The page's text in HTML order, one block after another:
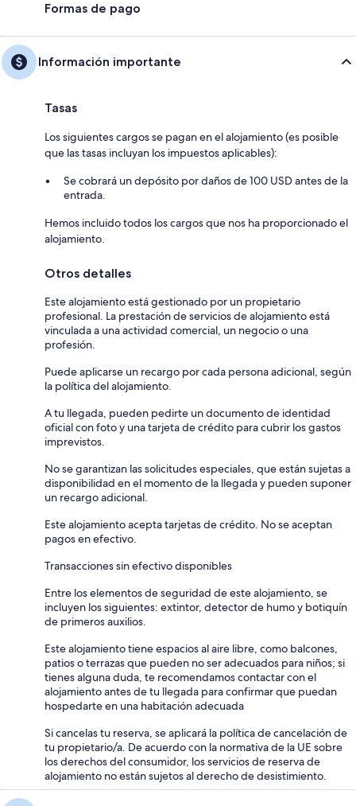
Formas de pago
Información importante
Tasas
Los siguientes cargos se pagan en el alojamiento (es posible
que las tasas incluyan los impuestos aplicables):
Se cobrará un depósito por daños de 100 USD antes de la
entrada.
Hemos incluido todos los cargos que nos ha proporcionado el
alojamiento.
Otros detalles
Este alojamiento está gestionado por un propietario
profesional. La prestación de servicios de alojamiento está
vinculada a una actividad comercial, un negocio o una
profesión.
Puede aplicarse un recargo por cada persona adicional, según
la política del alojamiento.
A tu llegada, pueden pedirte un documento de identidad
oficial con foto y una tarjeta de crédito para cubrir los gastos
imprevistos.
No se garantizan las solicitudes especiales, que están sujetas a
disponibilidad en el momento de la llegada y pueden suponer
un recargo adicional.
Este alojamiento acepta tarjetas de crédito. No se aceptan
pagos en efectivo.
Transacciones sin efectivo disponibles
Entre los elementos de seguridad de este alojamiento, se
incluyen los siguientes: extintor, detector de humo y botiquín
de primeros auxilios.
Este alojamiento tiene espacios al aire libre, como balcones,
patios o terrazas que pueden no ser adecuados para niños; si
tienes alguna duda, te recomendamos contactar con el
alojamiento antes de tu llegada para confirmar que puedan
hospedarte en una habitación adecuada
Si cancelas tu reserva, se aplicará la política de cancelación de
tu propietario/a. De acuerdo con la normativa de la UE sobre
los derechos del consumidor, los servicios de reserva de
alojamiento no están sujetos al derecho de desistimiento.